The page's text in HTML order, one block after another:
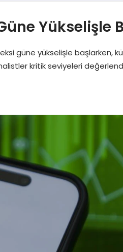
Yükselişle
güne yükselişle başlarken,
kritik seviyeleri